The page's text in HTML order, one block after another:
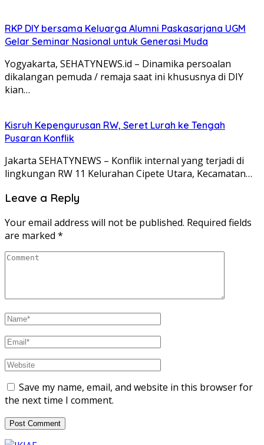
RKP DIY bersama Keluarga Alumni Paskasarjana UGM
Gelar Seminar Nasional untuk Generasi Muda
Yogyakarta, SEHATYNEWS.id – Dinamika persoalan
dikalangan pemuda / remaja saat ini khususnya di DIY
kian…
Kisruh Kepengurusan RW, Seret Lurah ke Tengah
Pusaran Konflik
Jakarta SEHATYNEWS – Konflik internal yang terjadi di
lingkungan RW 11 Kelurahan Cipete Utara, Kecamatan…
Leave a Reply
Your email address will not be published. Required fields
are marked *
Save my name, email, and website in this browser for
the next time I comment.